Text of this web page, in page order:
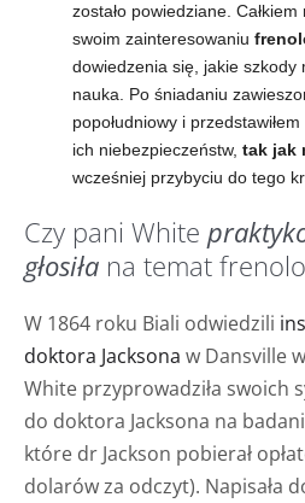
zostało powiedziane. Całkiem
swoim zainteresowaniu
dowiedzenia się, jakie szkody
nauka. Po śniadaniu
popołudniowy i
ich niebezpieczeństw, tak jak
wcześniej przybyciu do tego
Czy pani White
głosiła na temat
W 1864 roku Biali odwiedzili
doktora Jacksona w Dansville
White przyprowadziła swoich
do doktora Jacksona na
które dr Jackson pobierał
dolarów za odczyt). Napisała